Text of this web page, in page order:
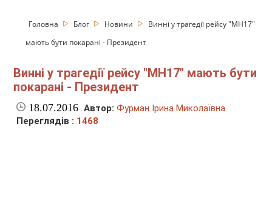
Головна Блог Новини
Винні у трагедії рейсу "МН17"
мають бути покарані - Президент
Винні у трагедії рейсу "МН17" мають бути
покарані - Президент
18.07.2016 Автор: Фурман Ірина Миколаївна
Переглядів : 1468